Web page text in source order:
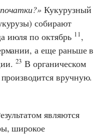
Кукурузный
собирают
июля по октябрь 11,
а еще раньше в
23 В органическом
вручную.
являются
широкое